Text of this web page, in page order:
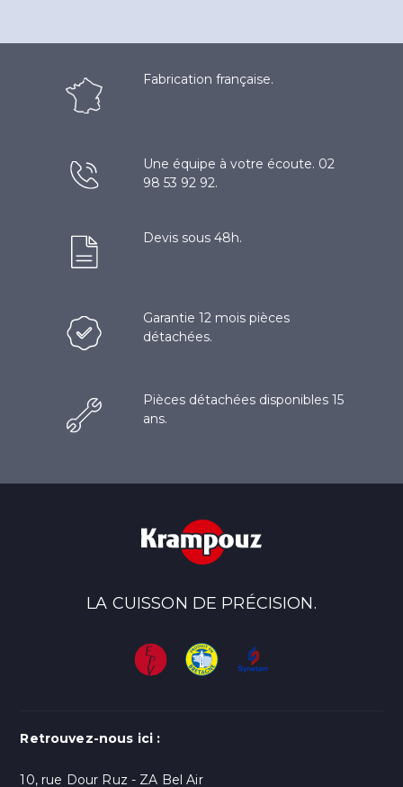
Fabrication française.
Une équipe à votre écoute. 02
98 53 92 92.
Devis sous 48h.
Garantie 12 mois pièces
détachées.
Pièces détachées disponibles 15
ans.
LA CUISSON DE PRÉCISION.
Retrouvez-nous ici :
10, rue Dour Ruz - ZA Bel Air